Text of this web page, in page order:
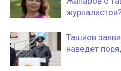
Ташиев
наведет